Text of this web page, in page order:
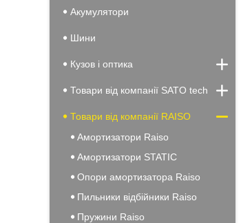
Акумулятори
Шини
Кузов і оптика
Товари від компанії SATO tech
Товари від компанії RAISO
Амортизатори Raiso
Амортизатори STATIC
Опори амортизатора Raiso
Пильники відбійники Raiso
Пружини Raiso